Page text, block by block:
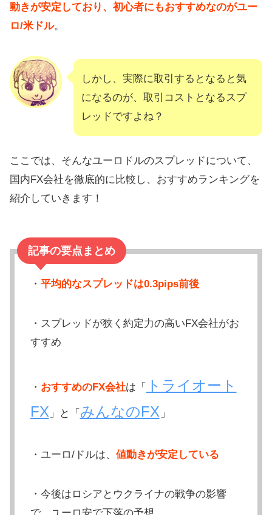
動きが安定しており、初心者にもおすすめなのがユー
ロ/米ドル。
しかし、実際に取引するとなると気
になるのが、取引コストとなるスプ
レッドですよね？
ここでは、そんなユーロドルのスプレッドについて、
国内FX会社を徹底的に比較し、おすすめランキングを
紹介していきます！
記事の要点まとめ
・ 平均的なスプレッドは0.3pips前後
・スプレッドが狭く約定力の高いFX会社がお
すすめ
・ おすすめのFX会社は「
トライオート
FX」と「 みんなのFX 」
・ユーロ/ドルは、 値動きが安定している
・今後はロシアとウクライナの戦争の影響